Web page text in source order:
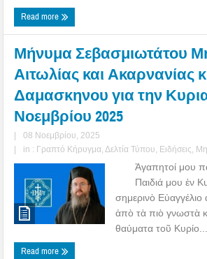
Read more
Μήνυμα Σεβασμιωτάτου
Αιτωλίας και Ακαρνανίας κ
Δαμασκηνου για την
Νοεμβρίου 2025
|
08 Νοεμβρίου, 2025
|
in : Γραπτό Κήρυγμα Δελτία Τύπου Ειδήσεις
Ἀγαπητοί μου
Παιδιά μου ἐν
σημερινὸ Εὐαγγέλιο
ἀπὸ τὰ πιὸ γνωστὰ
θαύματα τοῦ Κυρίο...
Read more